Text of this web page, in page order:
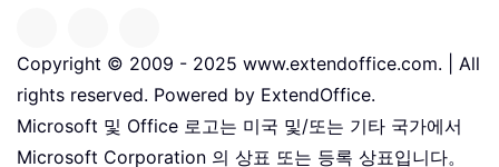
Copyright © 2009 - 2025 www.extendoffice.com. | All
rights reserved. Powered by ExtendOffice.
Microsoft 및 Office 로고는 미국 및/또는 기타 국가에서
Microsoft Corporation 의 상표 또는 등록 상표입니다。